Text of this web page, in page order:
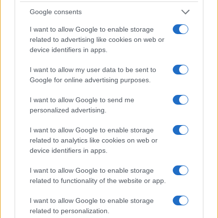
Google consents
I want to allow Google to enable storage
related to advertising like cookies on web or
device identifiers in apps.
I want to allow my user data to be sent to
Google for online advertising purposes.
I want to allow Google to send me
personalized advertising.
I want to allow Google to enable storage
related to analytics like cookies on web or
device identifiers in apps.
I want to allow Google to enable storage
related to functionality of the website or app.
I want to allow Google to enable storage
related to personalization.
Ellipsis (EPS) é um bom investimento?
Ao decidir se Ellipsis (EPS) é um bom investimento para
você, levar em consideração o risco e a recompensa é
crucial. Podemos prever o preço do EPS tanto no curto
quanto no longo prazo, mas as expectativas precisam ser
razoáveis ​​para cada um. A longo prazo, acreditamos que o
EPS será apreciado com base nos fundamentos do projeto
Ellipsis e no progresso que a equipe está fazendo em
relação aos objetivos e marcos do roteiro.
Usando a análise técnica, podemos prever qual pode ser o
de investimento de acordo. Usando níveis horizontais de
resistência e suporte, médias móveis, vários indicadores e
outras técnicas, você pode fazer uma previsão de preço
informada sobre se o preço vai subir ou descer nos